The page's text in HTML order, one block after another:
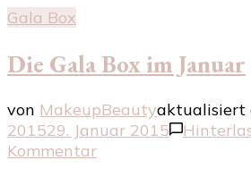
Gala Box
Die Gala Box im Januar
von MakeupBeautyaktualisiert
201529. Januar 2015
Kommentarzu